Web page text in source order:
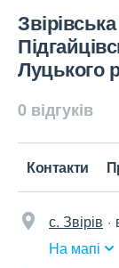
Луцького
0 відгуків
Контакти
с. Звірів
На мапі